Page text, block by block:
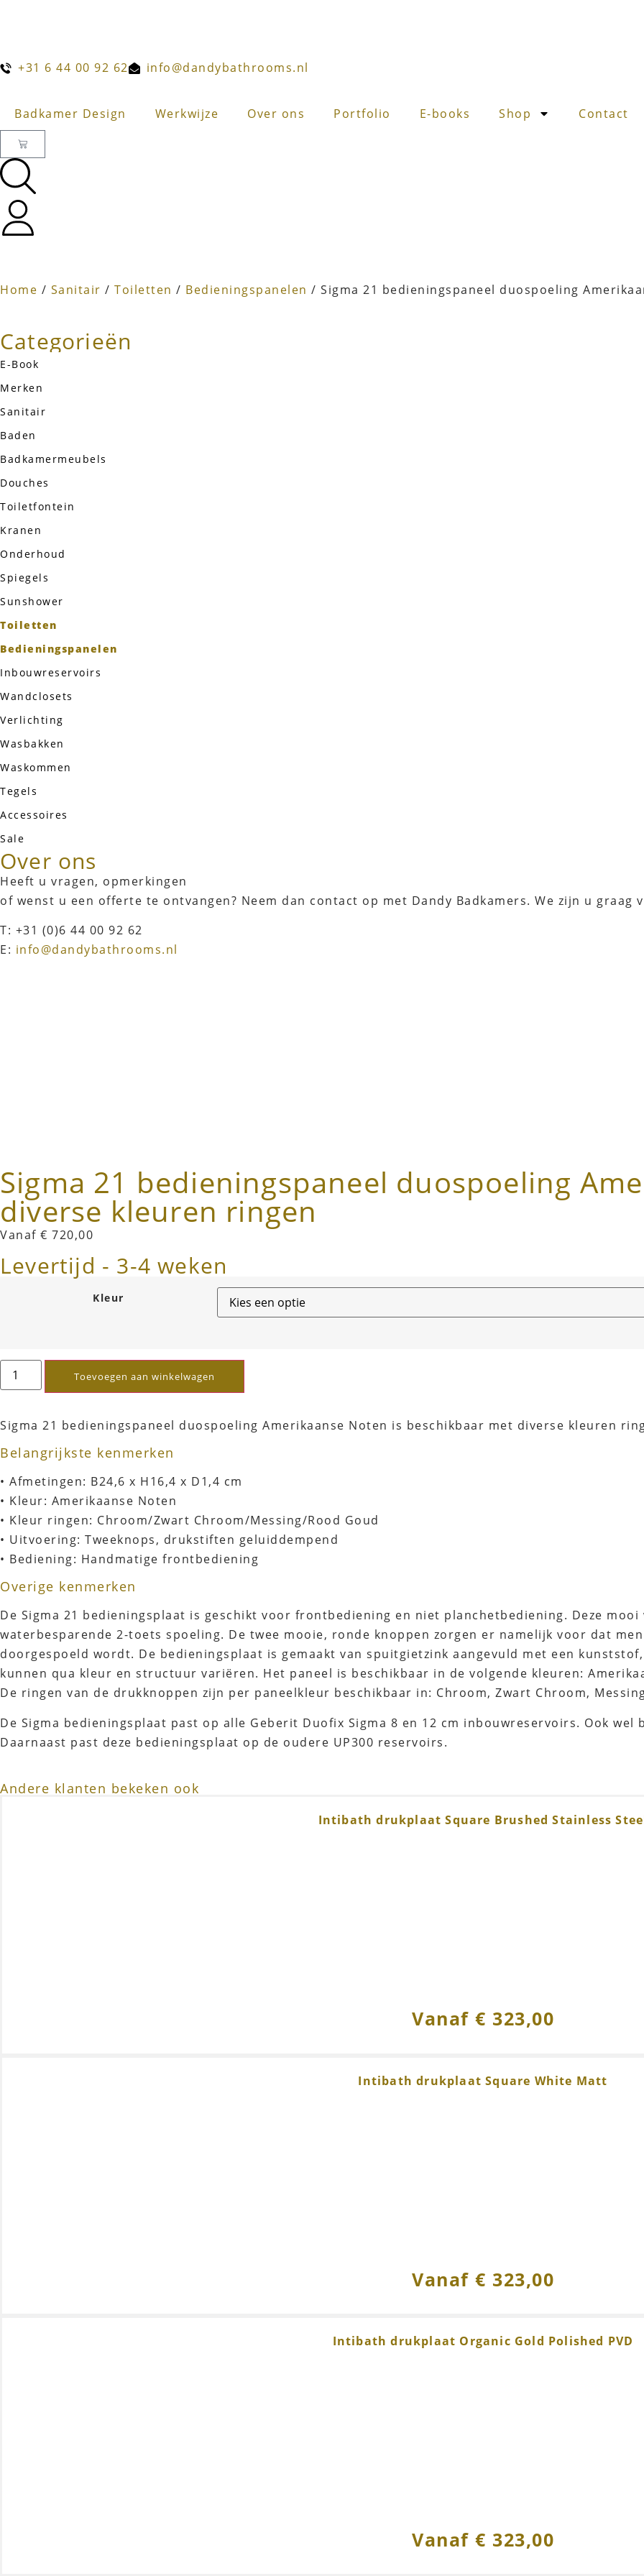
+31 6 44 00 92 62 info@dandybathrooms.nl
Badkamer Design Werkwijze Over ons Portfolio E-books Shop Contact
Home / Sanitair / Toiletten / Bedieningspanelen / Sigma 21 bedieningspaneel duospoeling
Categorieën
E-Book
Merken
Sanitair
Baden
Badkamermeubels
Douches
Toiletfontein
Kranen
Onderhoud
Spiegels
Sunshower
Toiletten
Bedieningspanelen
Inbouwreservoirs
Wandclosets
Verlichting
Wasbakken
Waskommen
Tegels
Accessoires
Sale
Over ons
Heeft u vragen, opmerkingen
of wenst u een offerte te ontvangen? Neem dan contact op met Dandy Badkamers. We zijn u graag
T: +31 (0)6 44 00 92 62
E: info@dandybathrooms.nl
Sigma 21 bedieningspaneel duospoeling
diverse kleuren ringen
Vanaf € 720,00
Levertijd - 3-4 weken
Kleur
Toevoegen aan winkelwagen
Sigma 21 bedieningspaneel duospoeling Amerikaanse Noten is beschikbaar met diverse kleuren
Belangrijkste kenmerken
• Afmetingen: B24,6 x H16,4 x D1,4 cm
• Kleur: Amerikaanse Noten
• Kleur ringen: Chroom/Zwart Chroom/Messing/Rood Goud
• Uitvoering: Tweeknops, drukstiften geluiddempend
• Bediening: Handmatige frontbediening
Overige kenmerken
De Sigma 21 bedieningsplaat is geschikt voor frontbediening en niet planchetbediening. Deze
waterbesparende 2-toets spoeling. De twee mooie, ronde knoppen zorgen er namelijk voor dat
doorgespoeld wordt. De bedieningsplaat is gemaakt van spuitgietzink aangevuld met een
kunnen qua kleur en structuur variëren. Het paneel is beschikbaar in de volgende kleuren:
De ringen van de drukknoppen zijn per paneelkleur beschikbaar in: Chroom, Zwart Chroom,
De Sigma bedieningsplaat past op alle Geberit Duofix Sigma 8 en 12 cm inbouwreservoirs. Ook wel
Daarnaast past deze bedieningsplaat op de oudere UP300 reservoirs.
Andere klanten bekeken ook
Intibath drukplaat Square Brushed Stainless
Vanaf € 323,00
Intibath drukplaat Square White Matt
Vanaf € 323,00
Intibath drukplaat Organic Gold Polished PVD
Vanaf € 323,00